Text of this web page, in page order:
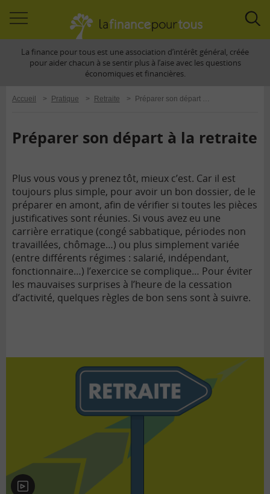
àLa finance pour tous est une association d’intérêt général, créée
pour aider chacun à se sentir plus à l’aise avec les questions
économiques et financières.
Accueil > Pratique > Retraite > Préparer son départ à la retraite
Préparer son départ à la retraite
Plus vous vous y prenez tôt, mieux c’est. Car il est
toujours plus simple, pour avoir un bon dossier, de le
préparer en amont, afin de vérifier si toutes les pièces
justificatives sont réunies. Si vous avez eu une
carrière erratique (congé sabbatique, périodes non
travaillées, chômage…) ou plus simplement variée
(entre différents régimes : salarié, indépendant,
fonctionnaire…) l’exercice se complique… Pour éviter
les mauvaises surprises à l’heure de la cessation
d’activité, quelques règles de bon sens sont à suivre.
En